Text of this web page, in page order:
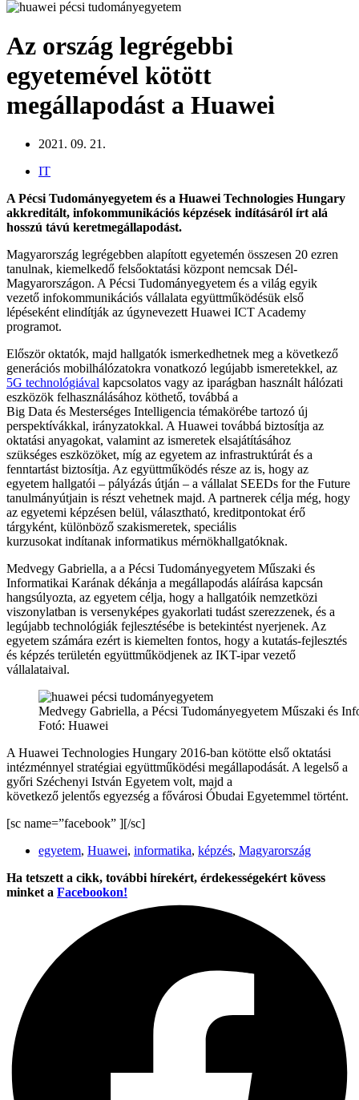
Az ország legrégebbi
egyetemével kötött
megállapodást a Huawei
2021. 09. 21.
IT
A Pécsi Tudományegyetem és a Huawei Technologies Hungary
akkreditált, infokommunikációs képzések indításáról írt alá
hosszú távú keretmegállapodást.
Magyarország legrégebben alapított egyetemén összesen 20 ezren
tanulnak, kiemelkedő felsőoktatási központ nemcsak Dél-
Magyarországon. A Pécsi Tudományegyetem és a világ egyik
vezető infokommunikációs vállalata együttműködésük első
lépéseként elindítják az úgynevezett Huawei ICT Academy
programot.
Először oktatók, majd hallgatók ismerkedhetnek meg a következő
generációs mobilhálózatokra vonatkozó legújabb ismeretekkel, az
5G technológiával kapcsolatos vagy az iparágban használt hálózati
eszközök felhasználásához köthető, továbbá a
Big Data és Mesterséges Intelligencia témakörébe tartozó új
perspektívákkal, irányzatokkal. A Huawei továbbá biztosítja az
oktatási anyagokat, valamint az ismeretek elsajátításához
szükséges eszközöket, míg az egyetem az infrastruktúrát és a
fenntartást biztosítja. Az együttműködés része az is, hogy az
egyetem hallgatói – pályázás útján – a vállalat SEEDs for the Future
tanulmányútjain is részt vehetnek majd. A partnerek célja még, hogy
az egyetemi képzésen belül, választható, kreditpontokat érő
tárgyként, különböző szakismeretek, speciális
kurzusokat indítanak informatikus mérnökhallgatóknak.
Medvegy Gabriella, a a Pécsi Tudományegyetem Műszaki és
Informatikai Karának dékánja a megállapodás aláírása kapcsán
hangsúlyozta, az egyetem célja, hogy a hallgatóik nemzetközi
viszonylatban is versenyképes gyakorlati tudást szerezzenek, és a
legújabb technológiák fejlesztésébe is betekintést nyerjenek. Az
egyetem számára ezért is kiemelten fontos, hogy a kutatás-fejlesztés
és képzés területén együttműködjenek az IKT-ipar vezető
vállalataival.
Medvegy Gabriella, a Pécsi Tudományegyetem Műszaki és
Fotó: Huawei
A Huawei Technologies Hungary 2016-ban kötötte első oktatási
intézménnyel stratégiai együttműködési megállapodását. A legelső a
győri Széchenyi István Egyetem volt, majd a
következő jelentős egyezség a fővárosi Óbudai Egyetemmel történt.
[sc name=”facebook” ][/sc]
egyetem, Huawei, informatika, képzés, Magyarország
Ha tetszett a cikk, további hírekért, érdekességekért kövess
minket a Facebookon!